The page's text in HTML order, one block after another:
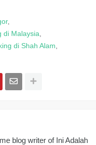
di Malaysia
di Shah Alam
blog writer of Ini Adalah